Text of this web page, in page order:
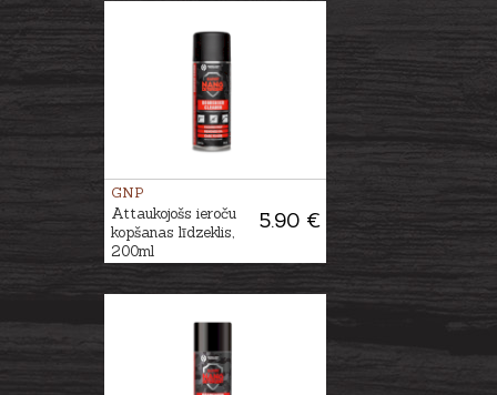
GNP
5.90 €
Attaukojošs ieroču
kopšanas līdzeklis,
200ml